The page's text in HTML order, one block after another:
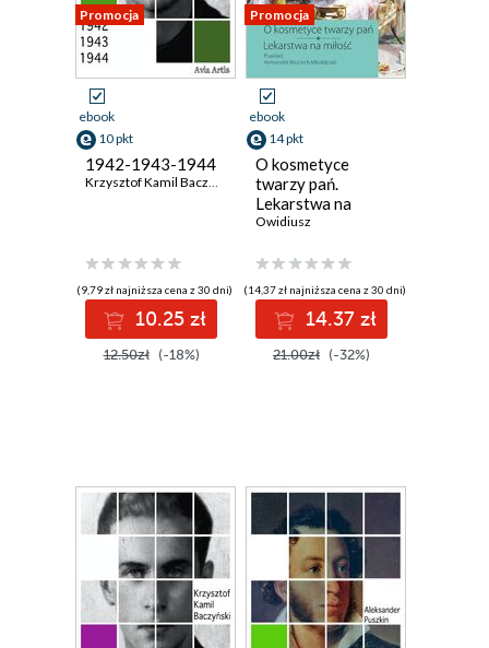
Promocja
ebook
10 pkt
1942-1943-1944
Krzysztof Kamil Baczyński
(9,79 zł najniższa cena z 30 dni)
10.25 zł
12.50zł (-18%)
Promocja
ebook
14 pkt
O kosmetyce
twarzy pań.
Lekarstwa na
miłość
Owidiusz
(14,37 zł najniższa cena z 30 dni)
14.37 zł
21.00zł (-32%)